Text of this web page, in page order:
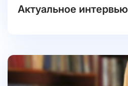
Актуальное интервью